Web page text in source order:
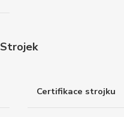
Strojek
Certifikace strojku